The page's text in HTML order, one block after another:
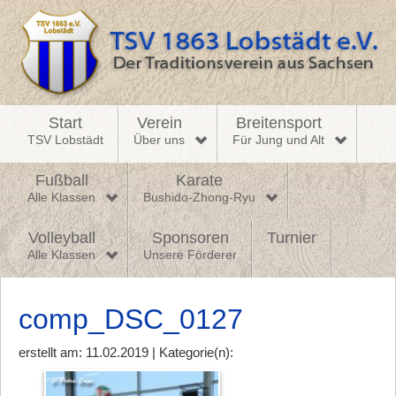
Start
TSV Lobstädt
Verein
Über uns
Breitensport
Für Jung und Alt
Fußball
Alle Klassen
Karate
Bushido-Zhong-Ryu
Volleyball
Alle Klassen
Sponsoren
Unsere Förderer
Turnier
comp_DSC_0127
erstellt am: 11.02.2019 | Kategorie(n):